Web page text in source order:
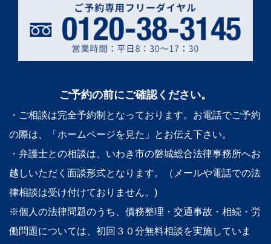
ご予約の前にご確認ください。
・ご相談は完全予約制となっております。お電話でご予約
の際は、「ホームページを見た」とお伝え下さい。
・弁護士との相談は、いわき市の磐城総合法律事務所へお
越しいただく面談形式となります。（メールや電話での法
律相談は受け付けておりません。)
※個人の法律問題のうち、債務整理・交通事故・相続・労
働問題については、初回３０分無料相談を実施していま